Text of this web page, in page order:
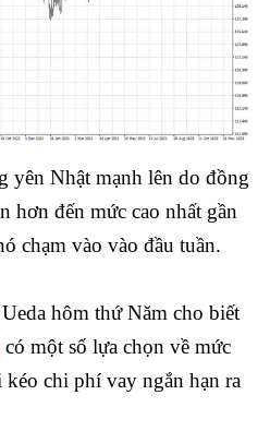
yên Nhật mạnh lên do đồng
hơn đến mức cao nhất gần
chạm vào vào đầu tuần.
hôm thứ Năm cho biết
có một số lựa chọn về mức
kéo chi phí vay ngắn hạn ra